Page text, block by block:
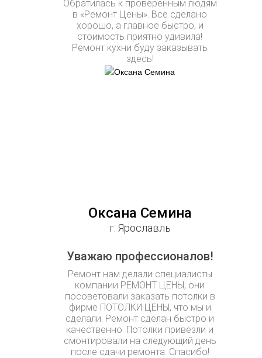
Обратилась к проверенным людям
в «Ремонт Цены». Все сделано
хорошо, а главное быстро, и
стоимость приятно удивила!
Ремонт кухни буду заказывать
здесь!
Оксана Семина
г. Ярославль
Уважаю профессионалов!
Ремонт нам делали специалисты
компании РЕМОНТ ЦЕНЫ, они
посоветовали заказать потолки в
фирме ПОТОЛКИ ЦЕНЫ, что мы и
сделали. Ремонт сделан быстро и
качественно. Потолки привезли и
смонтировали на следующий день
после сдачи ремонта. Спасибо!